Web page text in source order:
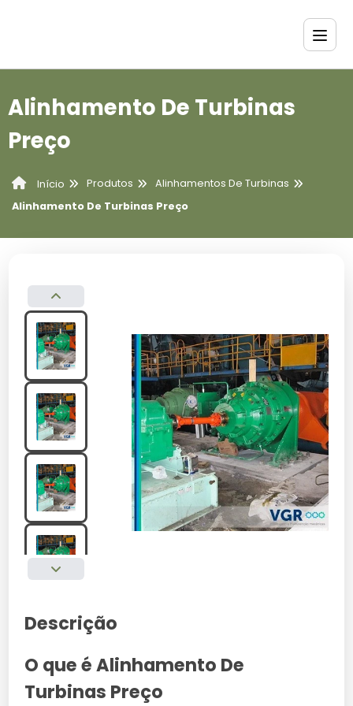
Alinhamento De Turbinas
Preço
Início Produtos
Alinhamentos De Turbinas
Alinhamento De Turbinas Preço
Descrição
O que é Alinhamento De
Turbinas Preço